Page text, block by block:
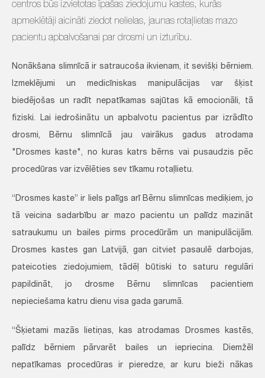
centros būs izvietotas īpašas ziedojumu kastes, kurās
apmeklētāji aicināti ziedot nelielas, jaunas rotaļlietas mazo
pacientu apbalvošanai par drosmi un izturību.
Nonākšana slimnīcā ir satraucoša ikvienam, it sevišķi bērniem.
Izmeklējumi un medicīniskas manipulācijas var šķist
biedējošas un radīt nepatīkamas sajūtas kā emocionāli, tā
fiziski. Lai iedrošinātu un apbalvotu pacientus par izrādīto
drosmi, Bērnu slimnīcā jau vairākus gadus atrodama
"Drosmes kaste", no kuras katrs bērns vai pusaudzis pēc
procedūras var izvēlēties sev tīkamu rotaļlietu.
“Drosmes kaste” ir liels palīgs arī Bērnu slimnīcas mediķiem, jo
tā veicina sadarbību ar mazo pacientu un palīdz mazināt
satraukumu un bailes pirms procedūrām un manipulācijām.
Drosmes kastes gan Latvijā, gan citviet pasaulē darbojas,
pateicoties ziedojumiem, tādēļ būtiski to saturu regulāri
papildināt, jo drosme Bērnu slimnīcas pacientiem
nepieciešama katru dienu visa gada garumā.
“Šķietami mazās lietiņas, kas atrodamas Drosmes kastēs,
palīdz bērniem pārvarēt bailes un iepriecina. Diemžēl
nepatīkamas procedūras ir pieredze, ar kuru bieži nākas